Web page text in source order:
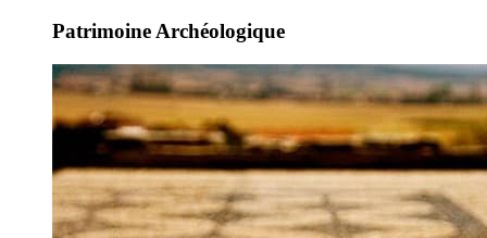
Patrimoine Archéologique